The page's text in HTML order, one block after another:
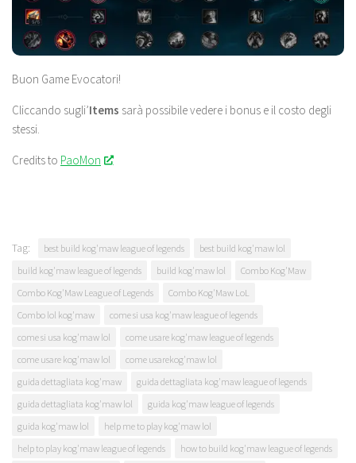
Buon Game Evocatori!
Cliccando sugli’Items sarà possibile vedere i bonus e il costo degli
stessi.
Credits to PaoMon
Tag: best build kog'maw league of legends
best build kog'maw lol
build kog'maw league of legends
build kog'maw lol
Combo Kog'Maw
Combo Kog'Maw League of Legends
Combo Kog'Maw LoL
Combo lol kog'maw
come si usa kog'maw league of legends
come si usa kog'maw lol
come usare kog'maw league of legends
come usare kog'maw lol
come usarekog'maw lol
guida dettagliata kog'maw
guida dettagliata kog'maw league of legends
guida dettagliata kog'maw lol
guida kog'maw league of legends
guida kog'maw lol
help me to play kog'maw lol
help to play kog'maw league of legends
how to build kog'maw league of legends